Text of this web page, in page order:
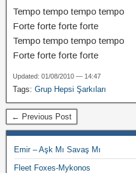
Tempo tempo tempo tempo
Forte forte forte forte
Tempo tempo tempo tempo
Forte forte forte forte
Updated: 01/08/2010 — 14:47
Tags: Grup Hepsi Şarkıları
← Previous Post
Emir – Aşk Mı Savaş Mı
Fleet Foxes-Mykonos